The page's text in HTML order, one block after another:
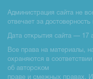
Администрация сайта не
отвечает за
Дата открытия сайта — 17
Все права на материалы,
охраняются в
об авторском
праве и смежных правах.